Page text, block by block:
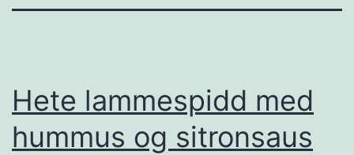
Hete lammespidd med
hummus og sitronsaus